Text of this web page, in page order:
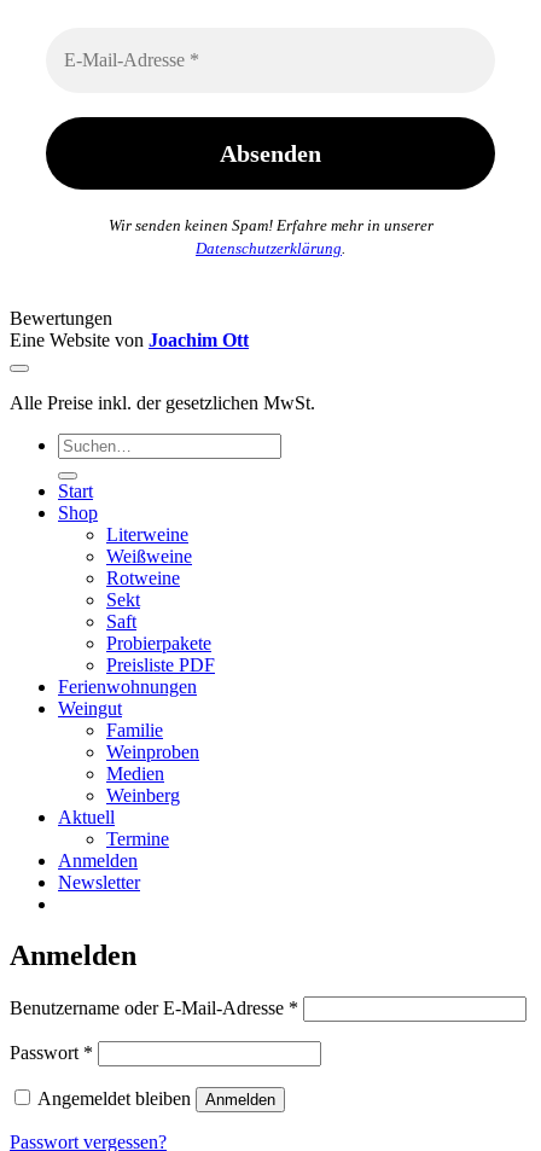
Wir senden keinen Spam! Erfahre mehr in unserer
Datenschutzerklärung
Bewertungen
Eine Website von Joachim Ott
Alle Preise inkl. der gesetzlichen MwSt.
Suchen
nach:
Start
Shop
Literweine
Weißweine
Rotweine
Sekt
Saft
Probierpakete
Preisliste PDF
Ferienwohnungen
Weingut
Familie
Weinproben
Medien
Weinberg
Aktuell
Termine
Anmelden
Newsletter
Anmelden
Benutzername oder E-Mail-Adresse *
Passwort *
Angemeldet bleiben Anmelden
Passwort vergessen?